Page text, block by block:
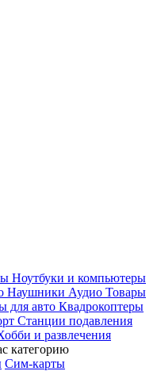
Ноутбуки и компьютеры
Наушники Аудио Товары
для авто Квадрокоптеры
Станции подавления
и развлечения
категорию
Сим-карты